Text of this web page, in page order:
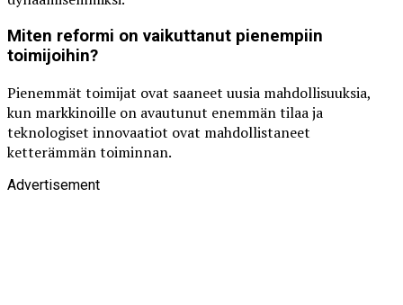
Miten reformi on vaikuttanut pienempiin
toimijoihin?
Pienemmät toimijat ovat saaneet uusia mahdollisuuksia,
kun markkinoille on avautunut enemmän tilaa ja
teknologiset innovaatiot ovat mahdollistaneet
ketterämmän toiminnan.
Advertisement